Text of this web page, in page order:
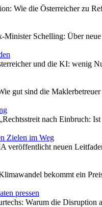
Wie die Österreicher zu
Schelling: Über neue
und die KI: wenig
gut sind die Maklerbetreuer
nach Einbruch:
Zielen im Weg
veröffentlicht neuen
bekommt ein
pressen
Warum die Disruption